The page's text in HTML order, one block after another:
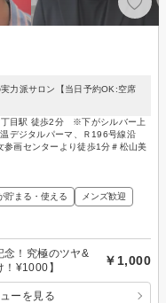
力派サロン【当日予約OK:空席
丁目駅 徒歩2分 ※下がシルバー上
デジタルパーマ、Ｒ196号線沿
画センターより徒歩1分＃松山美
貯まる・使える メンズ歓迎
念！究極のツヤ&
¥1000】
￥1,000
ーを見る